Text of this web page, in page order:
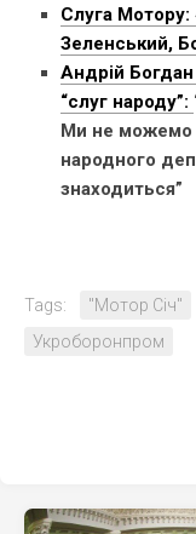
Слуга Мотору:
Зеленський,
Андрій
“слуг народу”:
Ми не можемо
народного
знаходиться”
Tags: "Мотор Січ"
Укроборонпром